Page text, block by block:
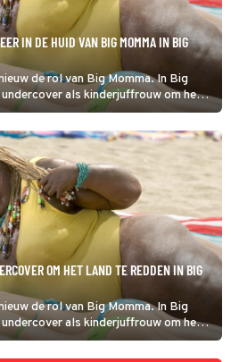
IN DE HUID VAN BIG MOMMA IN BIG
de rol van Big Momma. In Big
undercover als kinderjuffrouw om het
OM HET LAND TE REDDEN IN BIG
de rol van Big Momma. In Big
undercover als kinderjuffrouw om het